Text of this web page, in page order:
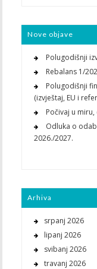
Nove objave
Polugodišnji
Rebalans 1/
Polugodišnji
(izvještaj, EU i
Počivaj u
Odluka o
2026./2027.
Arhiva
srpanj 2026
lipanj 2026
svibanj 2026
travanj 2026